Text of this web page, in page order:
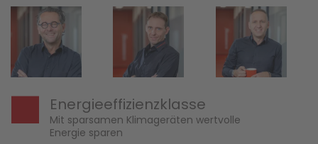
Energieeffizienzklasse
Mit sparsamen Klimageräten wertvolle
Energie sparen